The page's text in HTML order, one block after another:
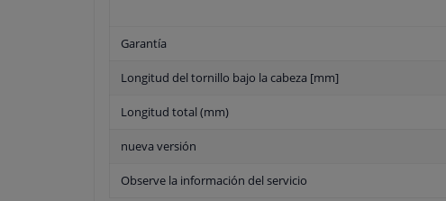
Garantía
Longitud del tornillo bajo la cabeza [mm]
Longitud total (mm)
nueva versión
Observe la información del servicio